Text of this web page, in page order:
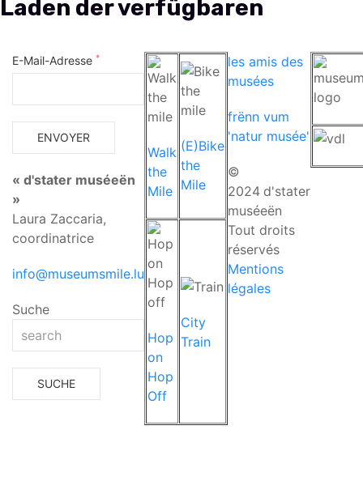
E-Mail-Adresse *
« d'stater muséeën
»
Laura Zaccaria,
coordinatrice
info@museumsmile.lu
Suche
Walk
the
Mile
(E)Bike
the
Mile
Hop
on
Hop
Off
City
Train
les amis des
musées
frënn vum
'natur musée'
©
2024 d'stater
muséeën
Tout droits
réservés
Mentions
légales